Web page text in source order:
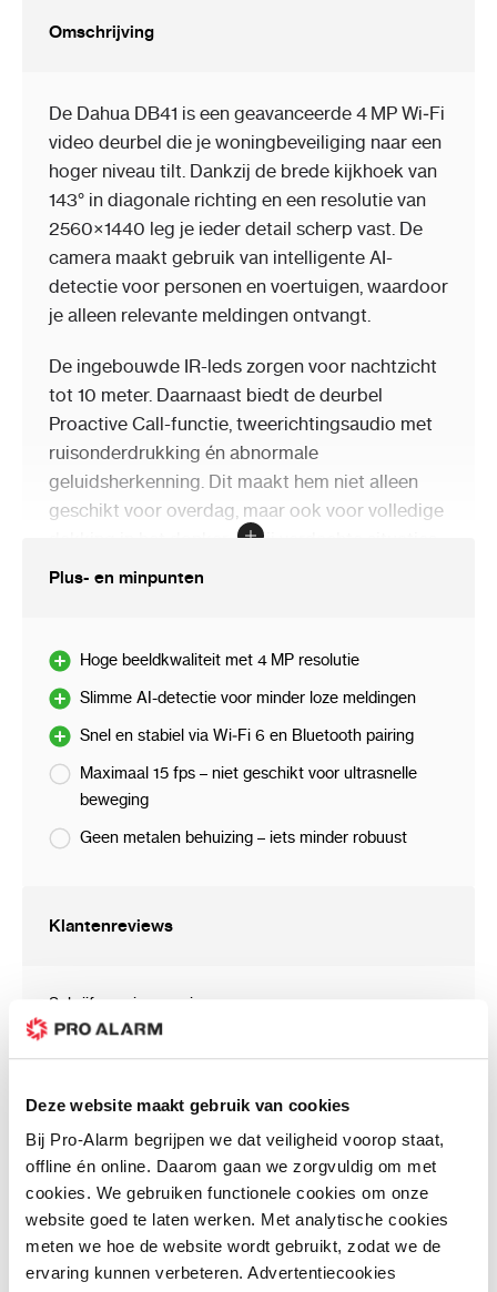
Deze website maakt gebruik van cookies
Bij Pro-Alarm begrijpen we dat veiligheid voorop staat,
offline én online. Daarom gaan we zorgvuldig om met
cookies. We gebruiken functionele cookies om onze
website goed te laten werken. Met analytische cookies
meten we hoe de website wordt gebruikt, zodat we de
ervaring kunnen verbeteren. Advertentiecookies
Omschrijving
De Dahua DB41 is een geavanceerde 4 MP Wi‑Fi
video deurbel die je woningbeveiliging naar een
hoger niveau tilt. Dankzij de brede kijkhoek van
143° in diagonale richting en een resolutie van
2560×1440 leg je ieder detail scherp vast. De
camera maakt gebruik van intelligente AI-
detectie voor personen en voertuigen, waardoor
je alleen relevante meldingen ontvangt.
De ingebouwde IR-leds zorgen voor nachtzicht
tot 10 meter. Daarnaast biedt de deurbel
Proactive Call-functie, tweerichtingsaudio met
ruisonderdrukking én abnormale
geluidsherkenning. Dit maakt hem niet alleen
geschikt voor overdag, maar ook voor volledige
dekking in het donker of bij verdachte situaties.
De DB41AW ondersteunt Wi‑Fi 6 voor snelle
kinderlijk eenvoudig. Beelden kunnen lokaal
opgeslagen worden via een micro‑SD-kaart tot
256 GB. Dankzij H.265-compressie worden de
opnames efficiënt opgeslagen met minimale
opslagbelasting.
Deze video deurbel is perfect voor wie zoekt
naar een krachtige combinatie van
Inhoud verpakking
Dahua DB41 video deurbel
USB-voedingskabel
Bevestigingsmateriaal
Handleiding
Plus- en minpunten
Hoge beeldkwaliteit met 4 MP resolutie
Slimme AI-detectie voor minder loze meldingen
Snel en stabiel via Wi‑Fi 6 en Bluetooth pairing
Maximaal 15 fps – niet geschikt voor ultrasnelle
beweging
Geen metalen behuizing – iets minder robuust
Klantenreviews
Schrijf uw eigen review
U plaatst een review over:
AI-detectie en IR-nachtzicht
Prijs
Prijs / Kwaliteit
Kwaliteit
Uw naam
Samenvatting